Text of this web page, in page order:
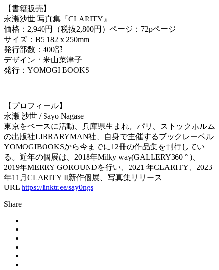
【書籍販売】
永瀬沙世 写真集『CLARITY』
価格：2,940円（税抜2,800円）ページ：72pページ
サイズ：B5 182 x 250mm
発行部数：400部
デザイン：米山菜津子
発行：YOMOGI BOOKS
【プロフィール】
永瀬 沙世 / Sayo Nagase
東京をベースに活動、兵庫県生まれ。パリ、ストックホルム
の出版社LIBRARYMAN社、自身で主催するブックレーベル
YOMOGIBOOKSから今までに12冊の作品集を刊行してい
る。近年の個展は、2018年Milky way(GALLERY360 ° )、
2019年MERRY GOROUNDを行い、2021 年CLARITY、2023
年11月CLARITY II新作個展、写真集リリース
URL https://linktr.ee/say0ngs
Share